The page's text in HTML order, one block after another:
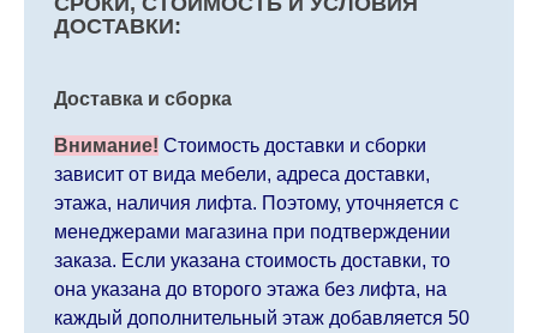
ДОСТАВКИ:
Доставка и сборка
Внимание! Стоимость доставки и сборки
зависит от вида мебели, адреса доставки,
этажа, наличия лифта. Поэтому, уточняется с
менеджерами магазина при подтверждении
заказа. Если указана стоимость доставки, то
она указана до второго этажа без лифта, на
каждый дополнительный этаж добавляется 50